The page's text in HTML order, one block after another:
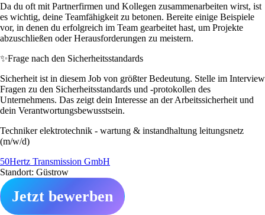
Da du oft mit Partnerfirmen und Kollegen zusammenarbeiten wirst, ist
es wichtig, deine Teamfähigkeit zu betonen. Bereite einige Beispiele
vor, in denen du erfolgreich im Team gearbeitet hast, um Projekte
abzuschließen oder Herausforderungen zu meistern.
✨Frage nach den Sicherheitsstandards
Sicherheit ist in diesem Job von größter Bedeutung. Stelle im Interview
Fragen zu den Sicherheitsstandards und -protokollen des
Unternehmens. Das zeigt dein Interesse an der Arbeitssicherheit und
dein Verantwortungsbewusstsein.
Techniker elektrotechnik - wartung & instandhaltung leitungsnetz
(m/w/d)
50Hertz Transmission GmbH
Standort: Güstrow
Jetzt bewerben